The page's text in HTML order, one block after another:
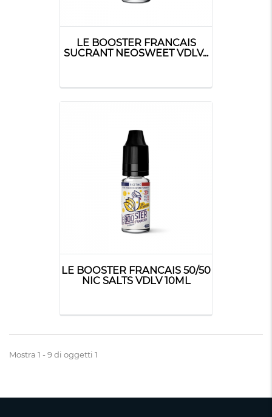
LE BOOSTER FRANCAIS
SUCRANT NEOSWEET VDLV...
LE BOOSTER FRANCAIS 50/50
NIC SALTS VDLV 10ML
Mostra 1 - 9 di oggetti 1